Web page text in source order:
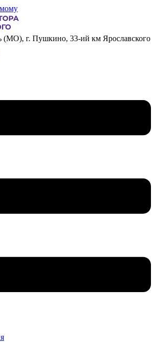
(МО), г. Пушкино, 33-ий км Ярославского